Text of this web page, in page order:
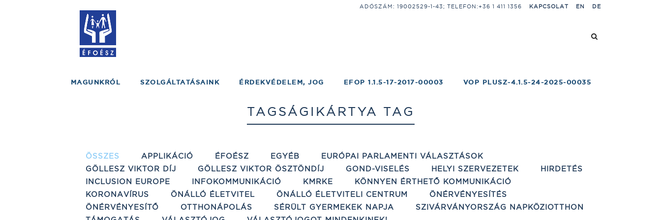
ADÓSZÁM: 19002529-1-43; TELEFON:+36 1 411 1356 KAPCSOLAT EN DE
MAGUNKRÓL SZOLGÁLTATÁSAINK ÉRDEKVÉDELEM, JOG EFOP 1.1.5-17-2017-00003 VOP PLUSZ-4.1.5-24-2025-00035
TAGSÁGIKÁRTYA TAG
ÖSSZES APPLIKÁCIÓ ÉFOÉSZ EGYÉB
EURÓPAI PARLAMENTI VÁLASZTÁSOK
GÖLLESZ VIKTOR DÍJ
GÖLLESZ VIKTOR ÖSZTÖNDÍJ GOND-VISELÉS HELYI SZERVEZETEK
HIRDETÉS
INCLUSION EUROPE
INFOKOMMUNIKÁCIÓ KMRKE
KÖNNYEN ÉRTHETŐ KOMMUNIKÁCIÓ
KORONAVÍRUS
ÖNÁLLÓ ÉLETVITEL ÖNÁLLÓ ÉLETVITELI CENTRUM
ÖNÉRVÉNYESÍTÉS
ÖNÉRVÉNYESÍTŐ
OTTHONÁPOLÁS SÉRÜLT GYERMEKEK NAPJA
SZIVÁRVÁNYORSZÁG NAPKÖZIOTTHON